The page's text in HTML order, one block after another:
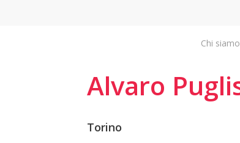
Chi siamo
Alvaro
Torino